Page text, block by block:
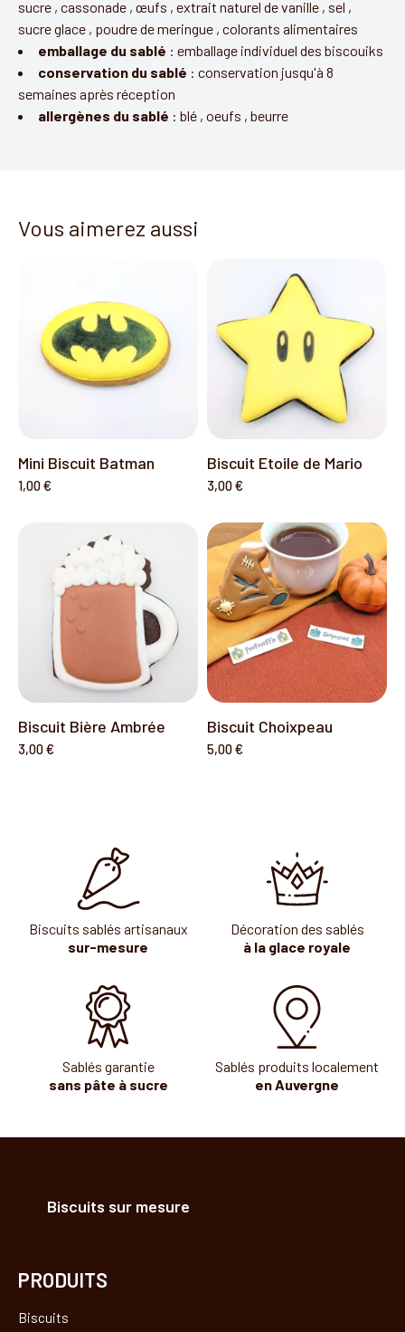
sucre , cassonade , œufs , extrait naturel de vanille , sel ,
sucre glace , poudre de meringue , colorants alimentaires
emballage du sablé : emballage individuel des biscouiks
conservation du sablé : conservation jusqu'à 8
semaines après réception
allergènes du sablé : blé , oeufs , beurre
Vous aimerez aussi
Mini Biscuit Batman
1,00 €
Biscuit Etoile de Mario
3,00 €
Biscuit Bière Ambrée
3,00 €
Biscuit Choixpeau
5,00 €
Biscuits sablés artisanaux
sur-mesure
Décoration des sablés
à la glace royale
Sablés garantie
sans pâte à sucre
Sablés produits localement
en Auvergne
Biscuits sur mesure
PRODUITS
Biscuits